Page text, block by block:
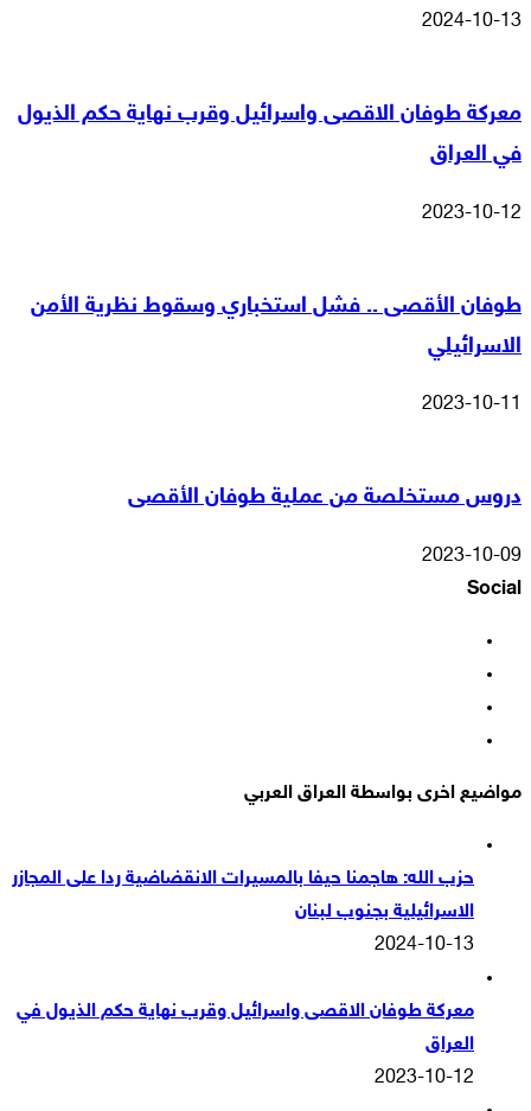
2024-10-13
معركة طوفان الاقصى واسرائيل وقرب نهاية حكم الذيول
في العراق
2023-10-12
طوفان الأقصى .. فشل استخباري وسقوط نظرية الأمن
الاسرائيلي
2023-10-11
دروس مستخلصة من عملية طوفان الأقصى
2023-10-09
Social
مواضيع اخرى بواسطة العراق العربي
حزب الله: هاجمنا حيفا بالمسيرات الانقضاضية ردا على المجازر
الاسرائيلية بجنوب لبنان
2024-10-13
معركة طوفان الاقصى واسرائيل وقرب نهاية حكم الذيول في
العراق
2023-10-12